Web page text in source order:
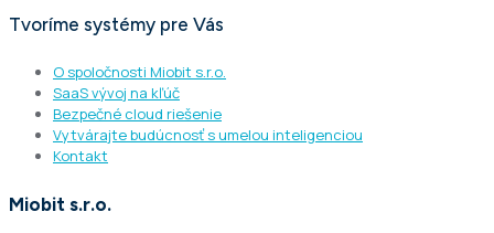
Tvoríme systémy pre Vás
O spoločnosti Miobit s.r.o.
SaaS vývoj na kľúč
Bezpečné cloud riešenie
Vytvárajte budúcnosť s umelou inteligenciou
Kontakt
Miobit s.r.o.